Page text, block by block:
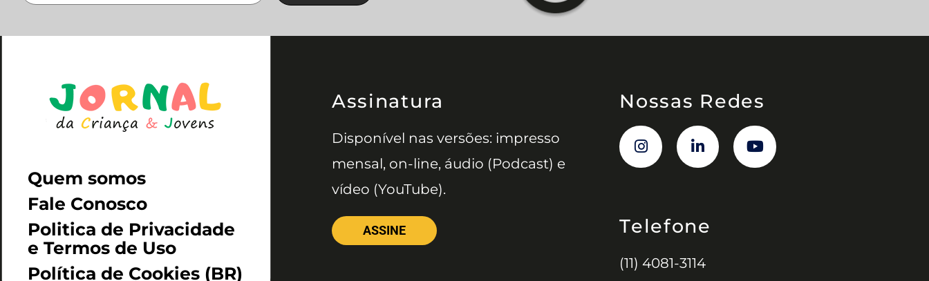
Quem somos
Fale Conosco
Politica de Privacidade
e Termos de Uso
Política de Cookies (BR)
Assinatura
Disponível nas versões: impresso
mensal, on-line, áudio (Podcast) e
vídeo (YouTube).
ASSINE
Nossas Redes
Telefone
(11) 4081-3114